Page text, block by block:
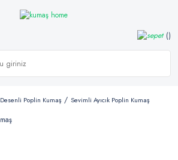
Desenli Poplin Kumaş Sevimli Ayıcık Poplin Kumaş